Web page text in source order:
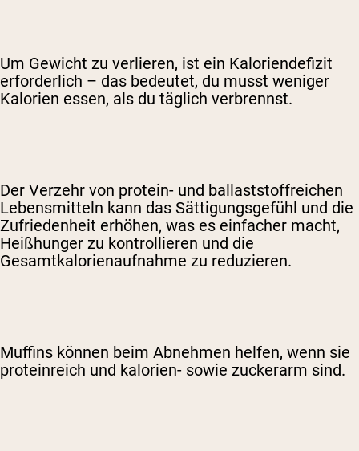
Um Gewicht zu verlieren, ist ein Kaloriendefizit
erforderlich – das bedeutet, du musst weniger
Kalorien essen, als du täglich verbrennst.
Der Verzehr von protein- und ballaststoffreichen
Lebensmitteln kann das Sättigungsgefühl und die
Zufriedenheit erhöhen, was es einfacher macht,
Heißhunger zu kontrollieren und die
Gesamtkalorienaufnahme zu reduzieren.
Muffins können beim Abnehmen helfen, wenn sie
proteinreich und kalorien- sowie zuckerarm sind.